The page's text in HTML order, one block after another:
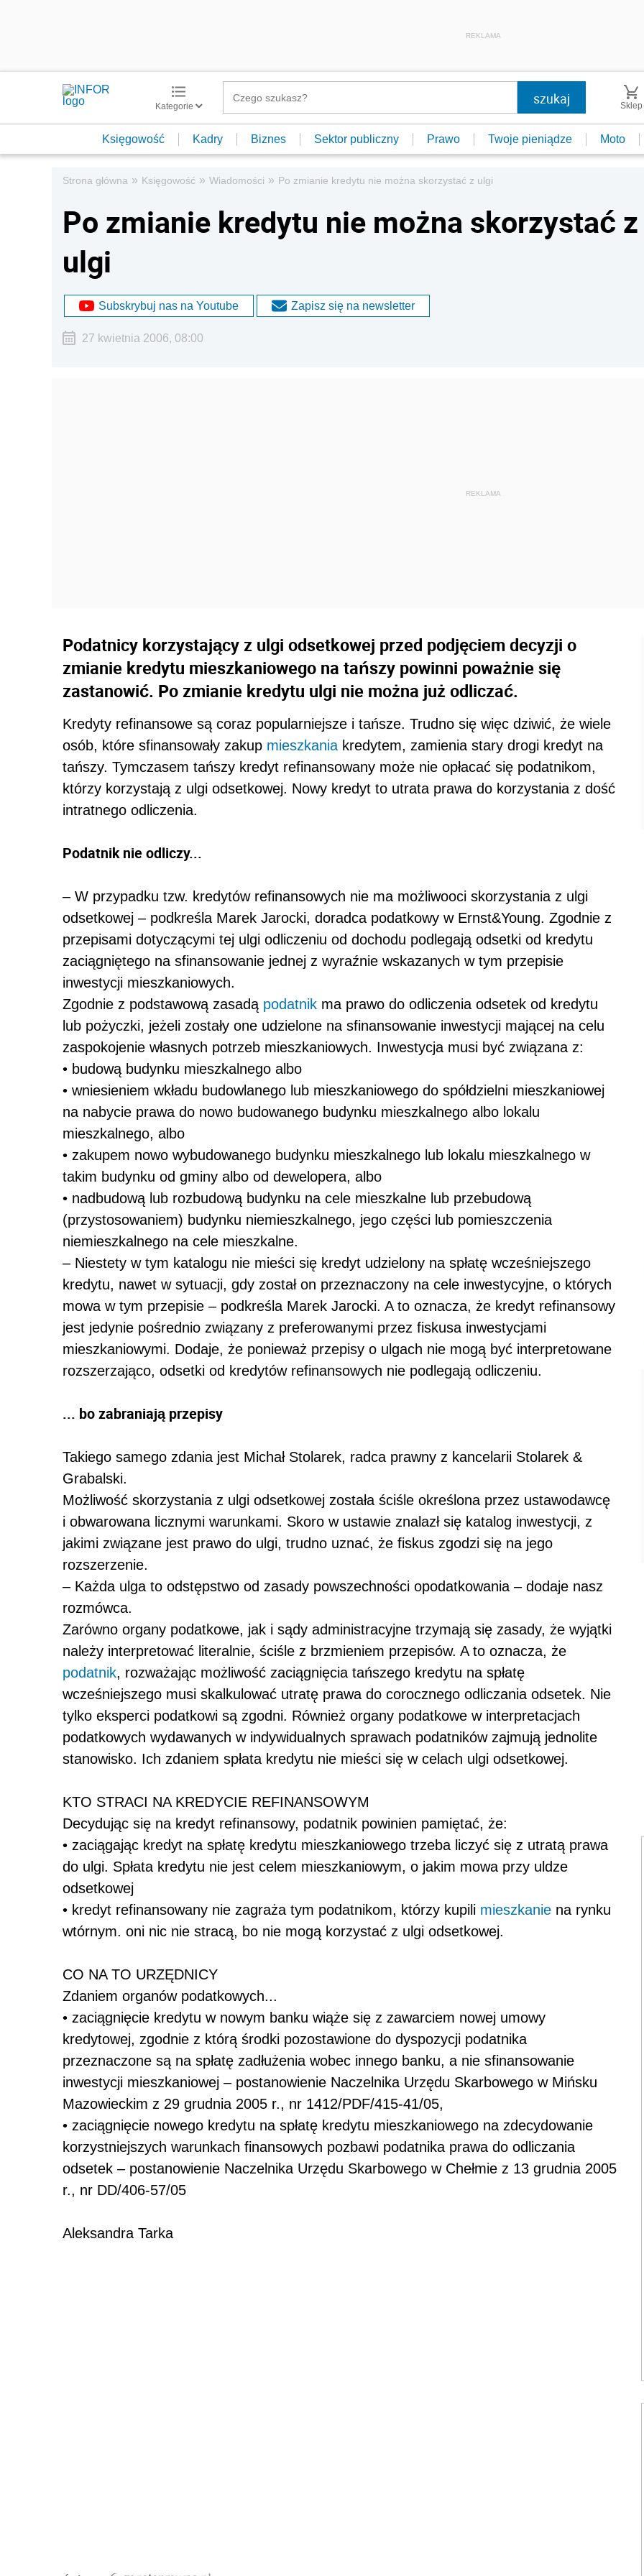
REKLAMA
Kategorie Sklep
Księgowość Kadry Biznes Sektor publiczny Prawo Twoje pieniądze Moto
Strona główna » Księgowość » Wiadomości » Po zmianie kredytu nie można skorzystać z ulgi
Po zmianie kredytu nie można skorzystać z
ulgi
Subskrybuj nas na Youtube Zapisz się na newsletter
27 kwietnia 2006, 08:00
Podatnicy korzystający z ulgi odsetkowej przed podjęciem decyzji o
zmianie kredytu mieszkaniowego na tańszy powinni poważnie się
zastanowić. Po zmianie kredytu ulgi nie można już odliczać.
Kredyty refinansowe są coraz popularniejsze i tańsze. Trudno się więc dziwić, że wiele
osób, które sfinansowały zakup mieszkania kredytem, zamienia stary drogi kredyt na
tańszy. Tymczasem tańszy kredyt refinansowany może nie opłacać się podatnikom,
którzy korzystają z ulgi odsetkowej. Nowy kredyt to utrata prawa do korzystania z dość
intratnego odliczenia.
Podatnik nie odliczy...
– W przypadku tzw. kredytów refinansowych nie ma możliwooci skorzystania z ulgi
odsetkowej – podkreśla Marek Jarocki, doradca podatkowy w Ernst&Young. Zgodnie z
przepisami dotyczącymi tej ulgi odliczeniu od dochodu podlegają odsetki od kredytu
zaciągniętego na sfinansowanie jednej z wyraźnie wskazanych w tym przepisie
inwestycji mieszkaniowych.
Zgodnie z podstawową zasadą podatnik ma prawo do odliczenia odsetek od kredytu
lub pożyczki, jeżeli zostały one udzielone na sfinansowanie inwestycji mającej na celu
zaspokojenie własnych potrzeb mieszkaniowych. Inwestycja musi być związana z:
• budową budynku mieszkalnego albo
• wniesieniem wkładu budowlanego lub mieszkaniowego do spółdzielni mieszkaniowej
na nabycie prawa do nowo budowanego budynku mieszkalnego albo lokalu
mieszkalnego, albo
• zakupem nowo wybudowanego budynku mieszkalnego lub lokalu mieszkalnego w
takim budynku od gminy albo od dewelopera, albo
• nadbudową lub rozbudową budynku na cele mieszkalne lub przebudową
(przystosowaniem) budynku niemieszkalnego, jego części lub pomieszczenia
niemieszkalnego na cele mieszkalne.
– Niestety w tym katalogu nie mieści się kredyt udzielony na spłatę wcześniejszego
kredytu, nawet w sytuacji, gdy został on przeznaczony na cele inwestycyjne, o których
mowa w tym przepisie – podkreśla Marek Jarocki. A to oznacza, że kredyt refinansowy
jest jedynie pośrednio związany z preferowanymi przez fiskusa inwestycjami
mieszkaniowymi. Dodaje, że ponieważ przepisy o ulgach nie mogą być interpretowane
rozszerzająco, odsetki od kredytów refinansowych nie podlegają odliczeniu.
... bo zabraniają przepisy
Takiego samego zdania jest Michał Stolarek, radca prawny z kancelarii Stolarek &
Grabalski.
Możliwość skorzystania z ulgi odsetkowej została ściśle określona przez ustawodawcę
i obwarowana licznymi warunkami. Skoro w ustawie znalazł się katalog inwestycji, z
jakimi związane jest prawo do ulgi, trudno uznać, że fiskus zgodzi się na jego
rozszerzenie.
– Każda ulga to odstępstwo od zasady powszechności opodatkowania – dodaje nasz
rozmówca.
Zarówno organy podatkowe, jak i sądy administracyjne trzymają się zasady, że wyjątki
należy interpretować literalnie, ściśle z brzmieniem przepisów. A to oznacza, że
podatnik, rozważając możliwość zaciągnięcia tańszego kredytu na spłatę
wcześniejszego musi skalkulować utratę prawa do corocznego odliczania odsetek. Nie
tylko eksperci podatkowi są zgodni. Również organy podatkowe w interpretacjach
podatkowych wydawanych w indywidualnych sprawach podatników zajmują jednolite
stanowisko. Ich zdaniem spłata kredytu nie mieści się w celach ulgi odsetkowej.
KTO STRACI NA KREDYCIE REFINANSOWYM
Decydując się na kredyt refinansowy, podatnik powinien pamiętać, że:
• zaciągając kredyt na spłatę kredytu mieszkaniowego trzeba liczyć się z utratą prawa
do ulgi. Spłata kredytu nie jest celem mieszkaniowym, o jakim mowa przy uldze
odsetkowej
• kredyt refinansowany nie zagraża tym podatnikom, którzy kupili mieszkanie na rynku
wtórnym. oni nic nie stracą, bo nie mogą korzystać z ulgi odsetkowej.
CO NA TO URZĘDNICY
Zdaniem organów podatkowych...
• zaciągnięcie kredytu w nowym banku wiąże się z zawarciem nowej umowy
kredytowej, zgodnie z którą środki pozostawione do dyspozycji podatnika
przeznaczone są na spłatę zadłużenia wobec innego banku, a nie sfinansowanie
inwestycji mieszkaniowej – postanowienie Naczelnika Urzędu Skarbowego w Mińsku
Mazowieckim z 29 grudnia 2005 r., nr 1412/PDF/415-41/05,
• zaciągnięcie nowego kredytu na spłatę kredytu mieszkaniowego na zdecydowanie
korzystniejszych warunkach finansowych pozbawi podatnika prawa do odliczania
odsetek – postanowienie Naczelnika Urzędu Skarbowego w Chełmie z 13 grudnia 2005
r., nr DD/406-57/05
Aleksandra Tarka